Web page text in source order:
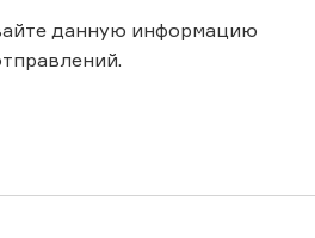
данную информацию